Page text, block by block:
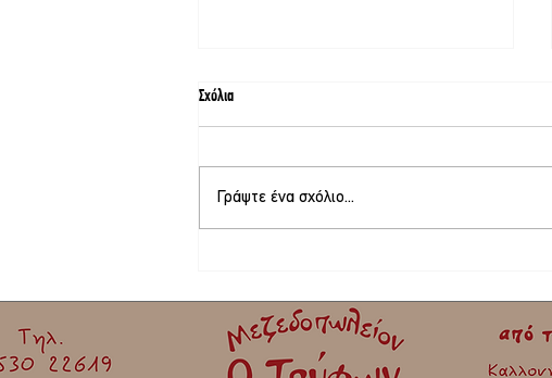
Σχόλια
Γράψτε ένα σχόλιο...